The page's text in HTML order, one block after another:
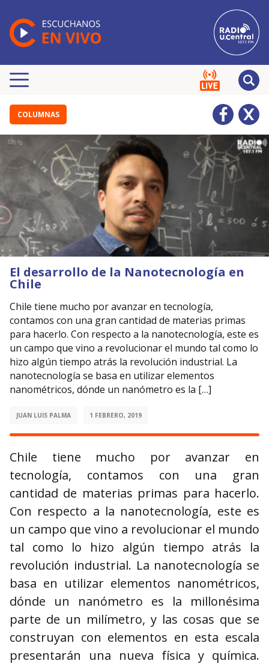
COLUMNAS
El desarrollo de la Nanotecnología en
Chile
Chile tiene mucho por avanzar en tecnología,
contamos con una gran cantidad de materias primas
para hacerlo. Con respecto a la nanotecnología, este es
un campo que vino a revolucionar el mundo tal como lo
hizo algún tiempo atrás la revolución industrial. La
nanotecnología se basa en utilizar elementos
nanométricos, dónde un nanómetro es la […]
JUAN LUIS PALMA 1 FEBRERO, 2019
Chile tiene mucho por avanzar en
tecnología, contamos con una gran
cantidad de materias primas para hacerlo.
Con respecto a la nanotecnología, este es
un campo que vino a revolucionar el mundo
tal como lo hizo algún tiempo atrás la
revolución industrial. La nanotecnología se
basa en utilizar elementos nanométricos,
dónde un nanómetro es la millonésima
parte de un milímetro, y las cosas que se
construyan con elementos en esta escala
presentarán una nueva física y química.